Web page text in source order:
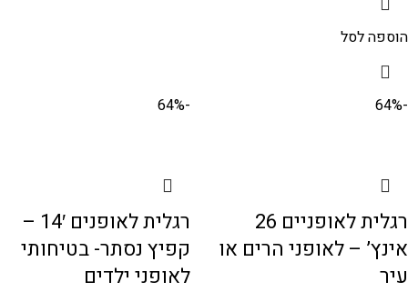
הוספה לסל
-64%
רגלית לאופניים 26
אינץ’ – לאופני הרים או
עיר
-64%
רגלית לאופנים 14′ –
קפיץ נסתר- בטיחותי
לאופני ילדים